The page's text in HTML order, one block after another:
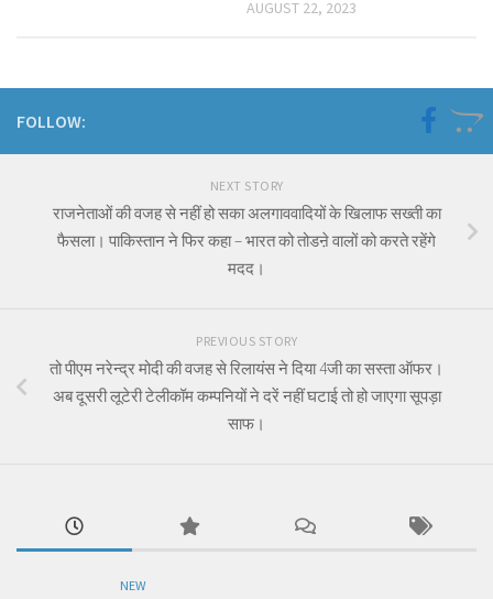
AUGUST 22, 2023
FOLLOW:
NEXT STORY
राजनेताओं की वजह से नहीं हो सका अलगाववादियों के खिलाफ सख्ती का
फैसला। पाकिस्तान ने फिर कहा – भारत को तोडऩे वालों को करते रहेंगे
मदद।
PREVIOUS STORY
तो पीएम नरेन्द्र मोदी की वजह से रिलायंस ने दिया 4जी का सस्ता ऑफर।
अब दूसरी लूटेरी टेलीकॉम कम्पनियों ने दरें नहीं घटाई तो हो जाएगा सूपड़ा
साफ।
NEW